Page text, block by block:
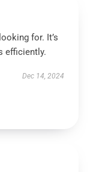
for. It’s
efficiently.
Dec 14, 2024